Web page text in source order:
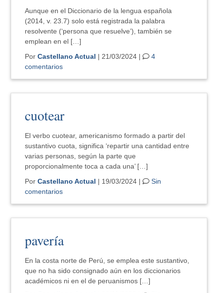
Aunque en el Diccionario de la lengua española
(2014, v. 23.7) solo está registrada la palabra
resolvente (‘persona que resuelve’), también se
emplean en el […]
PorCastellano Actual | 21/03/2024 |
4
comentarios
cuotear
El verbo cuotear, americanismo formado a partir del
sustantivo cuota, significa ‘repartir una cantidad entre
varias personas, según la parte que
proporcionalmente toca a cada una’ […]
PorCastellano Actual | 19/03/2024 |
Sin
comentarios
pavería
En la costa norte de Perú, se emplea este sustantivo,
que no ha sido consignado aún en los diccionarios
académicos ni en el de peruanismos […]